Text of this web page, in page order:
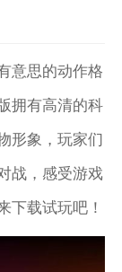
意思的动作格
拥有高清的科
形象，玩家们
战，感受游戏
下载试玩吧！